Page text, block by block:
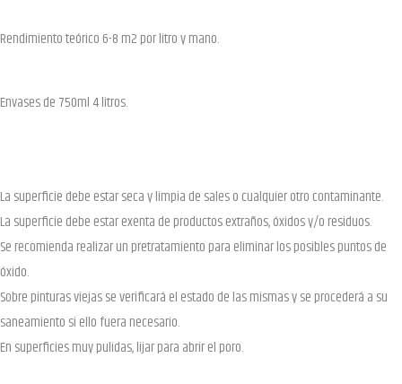
Rendimiento teórico 6-8 m2 por litro y mano.
Envases de 750ml 4 litros.
La superficie debe estar seca y limpia de sales o cualquier otro contaminante.
La superficie debe estar exenta de productos extraños, óxidos y/o residuos.
Se recomienda realizar un pretratamiento para eliminar los posibles puntos de
óxido.
Sobre pinturas viejas se verificará el estado de las mismas y se procederá a su
saneamiento si ello fuera necesario.
En superficies muy pulidas, lijar para abrir el poro.